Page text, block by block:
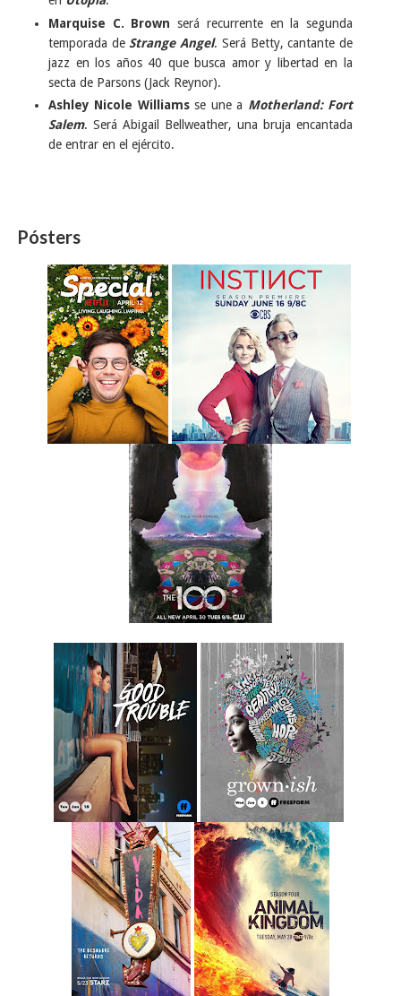
Marquise C. Brown será recurrente en la segunda
temporada de Strange Angel. Será Betty, cantante de
jazz en los años 40 que busca amor y libertad en la
secta de Parsons (Jack Reynor).
Ashley Nicole Williamsse une a Motherland: Fort
Salem. Será Abigail Bellweather, una bruja encantada
de entrar en el ejército.
Pósters